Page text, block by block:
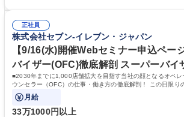
販売促進等の最新情報を収集した上で、各店舗の
オーナー様の方針もふまえた個店カウンセリングへと
集職種 【★】【愛知】店舗経営アドバイザー（OFC
セリング
験からご活躍されている方が多数いらっしゃいま
フプランの変更に合わせた働き方が可能な制度が
定、エリアを限定して働く制度 ※エリア内転勤は有
て、転勤無しになる制度 ・育児や介護等にて、短時間で
資格 学歴：大学院 大学 高専 短大 専修学校 高校 語
転免許普通自動車
正社員
株式会社セブン-イレブン・ジャパン
【9/16(水)開催Webセミナー申込ペー
バイザー(OFC)徹底解剖 スーパーバイ
■2030年までに1,000店舗拡大を目指す当社の顔となるオペレ
ウンセラー（OFC）の仕事・働き方の徹底解剖！ この日限り
ひご参加ください。
月給
33万1000円以上